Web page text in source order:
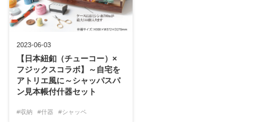
2023-06-03
【日本紐釦（チューコー）×
フジックスコラボ】～自宅を
アトリエ風に～シャッパスパ
ン見本帳付什器セット
#収納 #什器 #シャッペ